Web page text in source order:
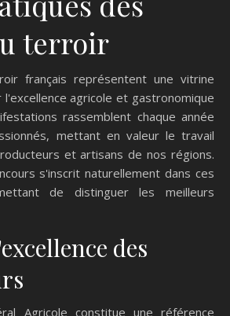
terroir
français représentent une vitrine
agricole et gastronomique
rassemblent chaque année
mettant en valeur le travail
et artisans de nos régions.
s'inscrit naturellement dans ces
de distinguer les meilleurs
des
Agricole constitue une référence